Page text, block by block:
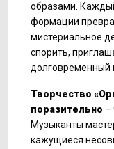
образами.
формации
мистериальное
спорить,
долговременный
Творчество
поразительно –
Музыканты
кажущиеся